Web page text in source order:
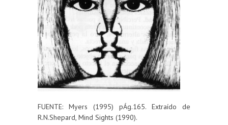
FUENTE: Myers (1995) pÁg.165. Extraído de
R.N.Shepard, Mind Sights (1990).